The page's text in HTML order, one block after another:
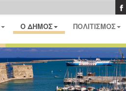
Ο ΔΗΜΟΣ ΠΟΛΙΤΙΣΜΟΣ